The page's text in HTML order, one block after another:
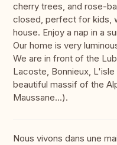
cherry trees, and rose-
closed, perfect for kids,
house. Enjoy a nap in a
Our home is very
We are in front of the
Lacoste, Bonnieux,
beautiful massif of the
Maussane...).
Nous vivons dans une